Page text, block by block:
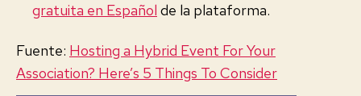
gratuita en Español de la plataforma.
Fuente: Hosting a Hybrid Event For Your
Association? Here’s 5 Things To Consider